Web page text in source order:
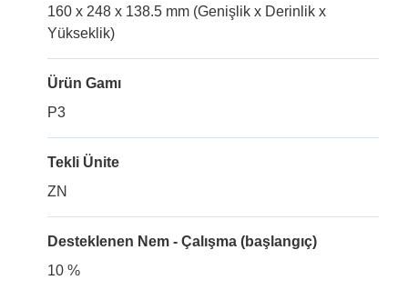
160 x 248 x 138.5 mm (Genişlik x Derinlik x
Yükseklik)
Ürün Gamı
P3
Tekli Ünite
ZN
Desteklenen Nem - Çalışma (başlangıç)
10 %